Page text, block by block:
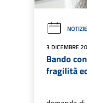
NOTIZIE
3 DICEMBRE
Bando
fragilità